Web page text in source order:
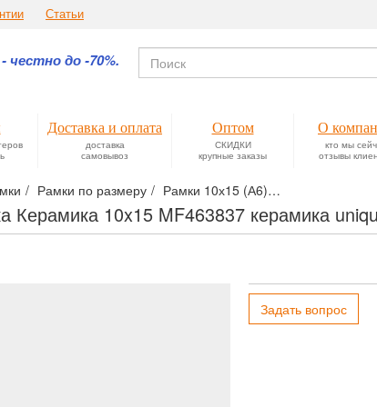
Статьи
честно до -70%.
Доставка и оплата
доставка
самовывоз
Оптом
СКИДКИ
крупные заказы
О
кто мы
отзывы
Рамки по размеру Рамки 10х15 (А6)
Керамика 10x15 MF463837 керамика
Задать вопрос